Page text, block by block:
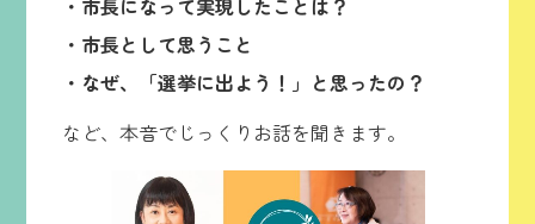
・市長になって実現したことは？
・市長として思うこと
・なぜ、「選挙に出よう！」と思ったの？
など、本音でじっくりお話を聞きます。